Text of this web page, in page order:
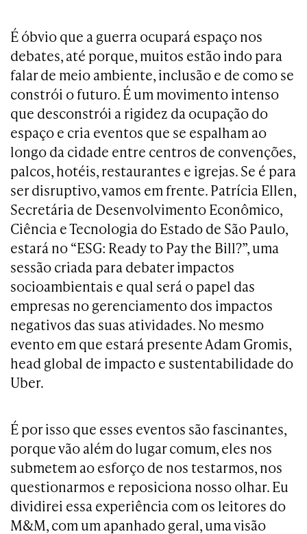
É óbvio que a guerra ocupará espaço nos
debates, até porque, muitos estão indo para
falar de meio ambiente, inclusão e de como se
constrói o futuro. É um movimento intenso
que desconstrói a rigidez da ocupação do
espaço e cria eventos que se espalham ao
longo da cidade entre centros de convenções,
palcos, hotéis, restaurantes e igrejas. Se é para
ser disruptivo, vamos em frente. Patrícia Ellen,
Secretária de Desenvolvimento Econômico,
Ciência e Tecnologia do Estado de São Paulo,
estará no “ESG: Ready to Pay the Bill?”, uma
sessão criada para debater impactos
socioambientais e qual será o papel das
empresas no gerenciamento dos impactos
negativos das suas atividades. No mesmo
evento em que estará presente Adam Gromis,
head global de impacto e sustentabilidade do
Uber.
É por isso que esses eventos são fascinantes,
porque vão além do lugar comum, eles nos
submetem ao esforço de nos testarmos, nos
questionarmos e reposiciona nosso olhar. Eu
dividirei essa experiência com os leitores do
M&M, com um apanhado geral, uma visão